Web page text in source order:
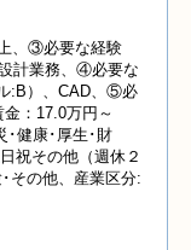
、③必要な経験
計業務、④必要な
:B）、CAD、⑤必
：17.0万円～
･健康･厚生･財
祝その他（週休２
その他、産業区分: